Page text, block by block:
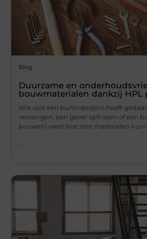
Blog
Duurzame en
bouwmaterialen dankzij HPL
Wie ooit een buitenproject heeft
vervangen, een gevel opfrissen of een
bouwen) weet hoe snel materialen